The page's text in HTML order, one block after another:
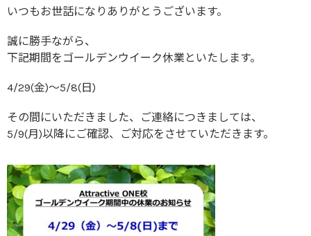
いつもお世話になりありがとうございます。
誠に勝手ながら、
下記期間をゴールデンウイーク休業といたします。
4/29(金)～5/8(日)
その間にいただきました、ご連絡につきましては、
5/9(月)以降にご確認、ご対応をさせていただきます。